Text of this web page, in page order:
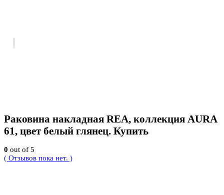
Раковина накладная REA, коллекция AURA
61, цвет белый глянец. Купить
0 out of 5
( Отзывов пока нет. )